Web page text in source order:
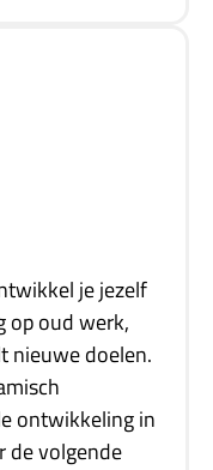
je jezelf
op oud werk,
nieuwe doelen.
ontwikkeling in
de volgende